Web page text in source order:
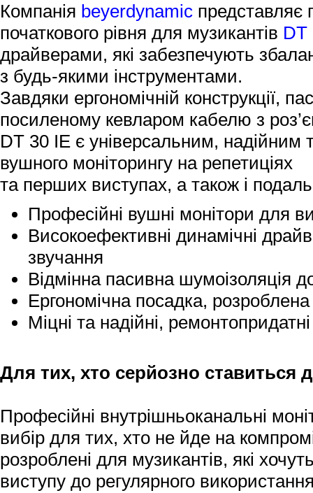
Компанія beyerdynamic представляє
початкового рівня для музикантів DT
драйверами, які забезпечують
з будь-якими інструментами.
Завдяки ергономічній конструкції,
посиленому кевларом кабелю з
DT 30 IE є універсальним, надійним
вушного моніторингу на репетиціях
та перших виступах, а також і
Професійні вушні монітори для
Високоефективні динамічні
звучання
Відмінна пасивна шумоізоляція
Ергономічна посадка,
Міцні та надійні,
Для тих, хто серйозно ставиться
Професійні внутрішньоканальні
вибір для тих, хто не йде на
розроблені для музикантів, які
виступу до регулярного